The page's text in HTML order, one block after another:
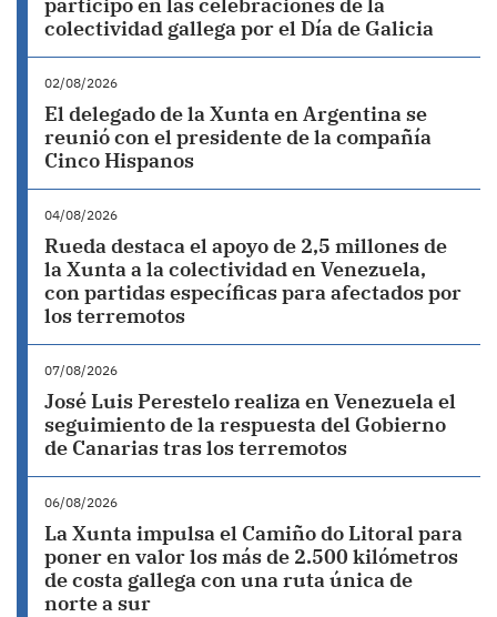
colectividad gallega por el Día de Galicia
02/08/2026
El delegado de la Xunta en Argentina se
reunió con el presidente de la compañía
Cinco Hispanos
04/08/2026
Rueda destaca el apoyo de 2,5 millones de
la Xunta a la colectividad en Venezuela,
con partidas específicas para afectados por
los terremotos
07/08/2026
José Luis Perestelo realiza en Venezuela el
seguimiento de la respuesta del Gobierno
de Canarias tras los terremotos
06/08/2026
La Xunta impulsa el Camiño do Litoral para
poner en valor los más de 2.500 kilómetros
de costa gallega con una ruta única de
norte a sur